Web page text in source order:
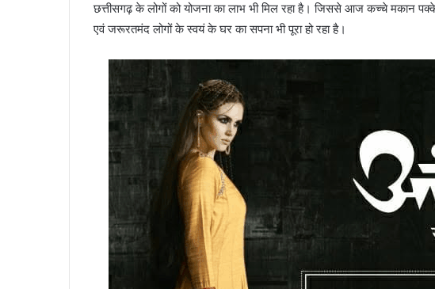
छत्तीसगढ़ के लोगों को योजना का लाभ भी मिल रहा है। जिससे आज कच्चे मकान
एवं जरूरतमंद लोगों के स्वयं के घर का सपना भी पूरा हो रहा है।